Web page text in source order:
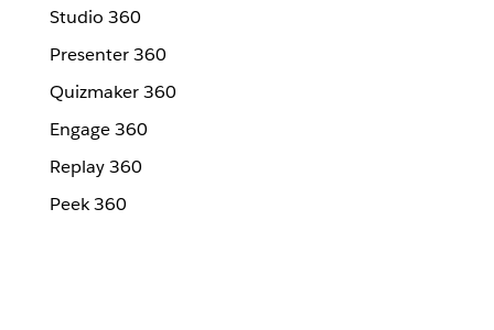
Studio 360
Presenter 360
Quizmaker 360
Engage 360
Replay 360
Peek 360